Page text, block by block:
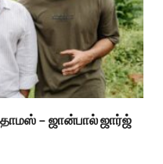
– ஜான்பால் ஜார்ஜ்